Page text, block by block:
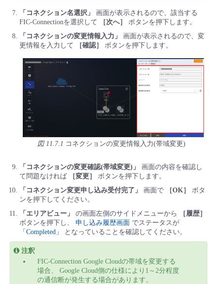
「コネクション名選択」
画面が表示されるので、該当する
FIC-Connectionを選択して
［次へ］
ボタンを押下します。
「コネクションの変更情報入力」
画面が表示されるので、変
更情報を入力して
［確認］ ボタンを押下します。
図 11.7.1 コネクションの変更情報入力(帯域変更)
「コネクションの変更確認(帯域変更)」
画面の内容を確認し
て問題なければ
［変更］
ボタンを押下します。
「コネクション変更申し込み受付完了」
画面で ［OK］
ボタ
ンを押下してください。
「エリアビュー」
の画面左側のサイドメニューから
［履歴］
ボタンを押下し、 申し込み履歴画面 でステータスが
「Completed」
となっていることを確認してください。
注釈
FIC-Connection Google Cloudの帯域を変更する
場合、 Google Cloud側の仕様により1～2分程度
の通信断が発生する場合があります。